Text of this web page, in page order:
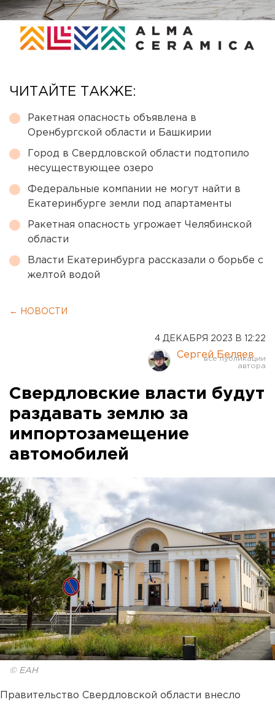
ЧИТАЙТЕ ТАКЖЕ:
Ракетная опасность объявлена в
Оренбургской области и Башкирии
Город в Свердловской области подтопило
несуществующее озеро
Федеральные компании не могут найти в
Екатеринбурге земли под апартаменты
Ракетная опасность угрожает Челябинской
области
Власти Екатеринбурга рассказали о борьбе с
желтой водой
← НОВОСТИ
4 ДЕКАБРЯ 2023 В 12:22
Сергей Беляев
Свердловские власти будут
раздавать землю за
импортозамещение
автомобилей
© ЕАН
Правительство Свердловской области внесло